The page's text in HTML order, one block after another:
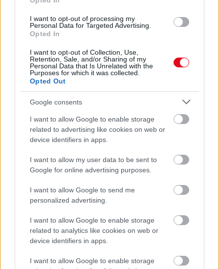
I want to opt-out of processing my
Personal Data for Targeted Advertising.
Opted In
I want to opt-out of Collection, Use,
Retention, Sale, and/or Sharing of my
Personal Data that Is Unrelated with the
Purposes for which it was collected.
Opted Out
Google consents
I want to allow Google to enable storage
related to advertising like cookies on web or
device identifiers in apps.
I want to allow my user data to be sent to
Google for online advertising purposes.
I want to allow Google to send me
personalized advertising.
I want to allow Google to enable storage
related to analytics like cookies on web or
device identifiers in apps.
I want to allow Google to enable storage
Kiszivárgott a titkos terv: ez történik, ha meghal III.
Károly király
Kitálalt a testőr: ezért nem köti be magukat a kocsiban